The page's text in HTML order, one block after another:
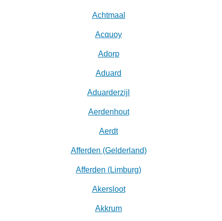
Achtmaal
Acquoy
Adorp
Aduard
Aduarderzijl
Aerdenhout
Aerdt
Afferden (Gelderland)
Afferden (Limburg)
Akersloot
Akkrum